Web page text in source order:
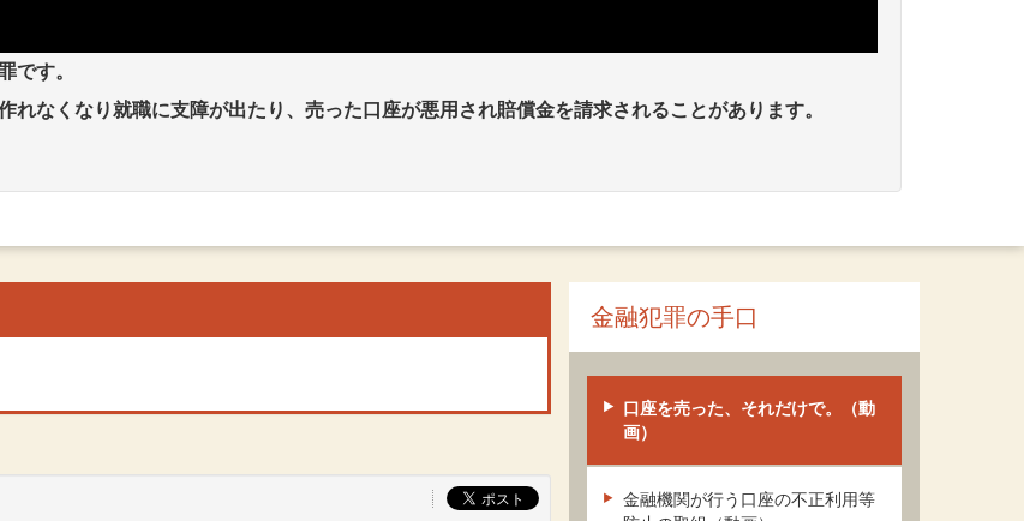
です。
れなくなり就職に支障が出たり、売った口座が悪用され賠償金を請求されることがあります。
金融犯罪の手口
口座を売った、それだけで。（動
画）
金融機関が行う口座の不正利用等